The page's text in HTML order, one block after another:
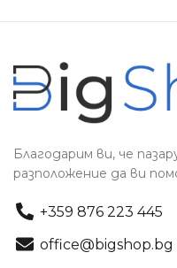
Благодарим ви, че
разположение да ви
+359 876 223 445
office@bigshop.bg